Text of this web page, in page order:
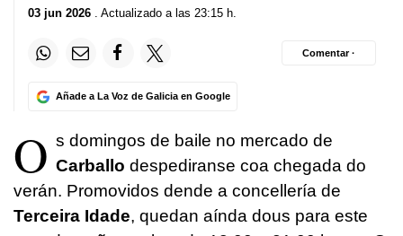
03 jun 2026 . Actualizado a las 23:15 h.
Añade a La Voz de Galicia en Google
Comentar ·
O s domingos de baile no mercado de
Carballo despediranse coa chegada do
verán. Promovidos dende a concellería de
Terceira Idade, quedan aínda dous para este